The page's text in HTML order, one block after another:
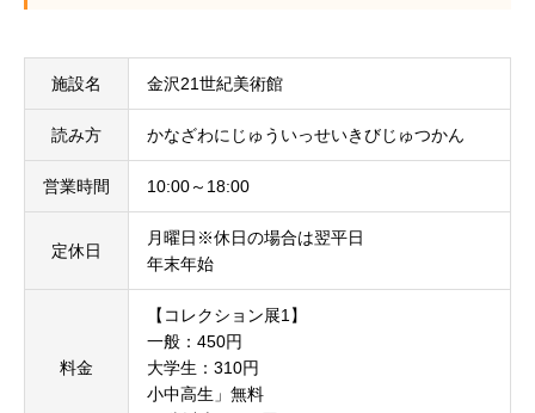
施設名 金沢21世紀美術館
読み方 かなざわにじゅういっせいきびじゅつかん
営業時間 10:00～18:00
定休日
月曜日※休日の場合は翌平日
年末年始
料金
【コレクション展1】
一般：450円
大学生：310円
小中高生」無料